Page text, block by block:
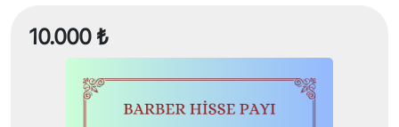
10.000 ₺